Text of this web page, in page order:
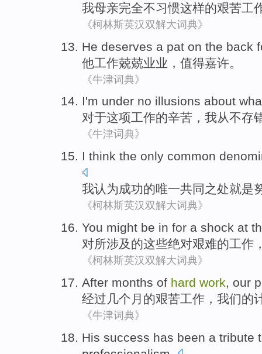
我母亲完全不习惯这样的艰苦工
《柯林斯英汉双解大词典》
He deserves a pat on the back
他工作兢兢业业 ， 值得嘉许。
《牛津词典》
I'm under no illusions about
对于这项工作的辛苦 ， 我从不存
《牛津词典》
I think the only common
我认为成功的唯一共同 之处就是
《柯林斯英汉双解大词典》
You might be in for a shock at
对所涉及 的这些绝对艰难的工作
《柯林斯英汉双解大词典》
After months of hard work, our
经过 几个月 的艰苦工作 ， 我们的
《牛津词典》
His success has been a tribute